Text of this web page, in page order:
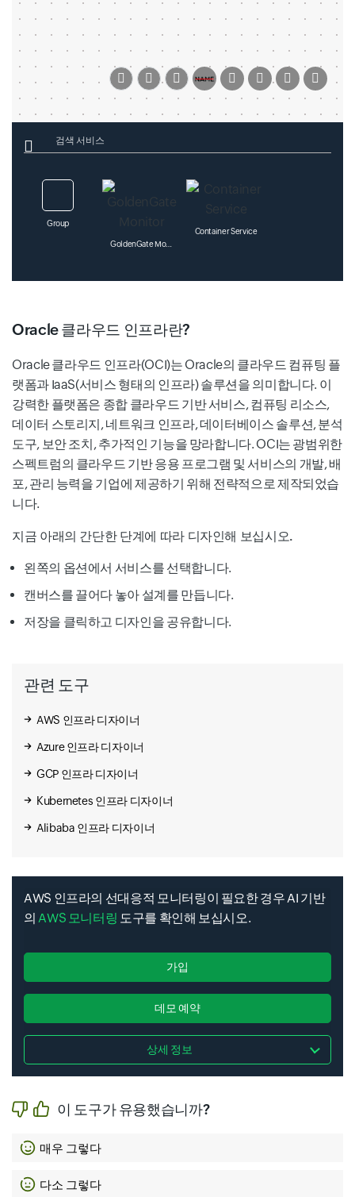
검색 서비스
Group
GoldenGate Monitor
Container Service
GoldenGate HP Nonstop Guardian
Content Management
Search
Network Switch
Media Flow
MySQL HeatWave Roving Edge Service Storage Gateway
GoldenGate Studio
Private Endpoint IP
Data Transfer Local Storage Data Science
Persistent Volume Internet Gateway
Oracle 클라우드 인프라란?
Oracle 클라우드 인프라(OCI)는 Oracle의 클라우드 컴퓨팅 플
랫폼과 IaaS(서비스 형태의 인프라) 솔루션을 의미합니다. 이
강력한 플랫폼은 종합 클라우드 기반 서비스, 컴퓨팅 리소스,
데이터 스토리지, 네트워크 인프라, 데이터베이스 솔루션, 분석
도구, 보안 조치, 추가적인 기능을 망라합니다. OCI는 광범위한
스펙트럼의 클라우드 기반 응용 프로그램 및 서비스의 개발, 배
포, 관리 능력을 기업에 제공하기 위해 전략적으로 제작되었습
니다.
지금 아래의 간단한 단계에 따라 디자인해 보십시오.
왼쪽의 옵션에서 서비스를 선택합니다.
캔버스를 끌어다 놓아 설계를 만듭니다.
저장을 클릭하고 디자인을 공유합니다.
관련 도구
AWS 인프라 디자이너
Azure 인프라 디자이너
GCP 인프라 디자이너
Kubernetes 인프라 디자이너
Alibaba 인프라 디자이너
AWS 인프라의 선대응적 모니터링이 필요한 경우 AI 기반
의AWS 모니터링 도구를 확인해 보십시오.
가입
데모 예약
상세 정보
이 도구가 유용했습니까?
매우 그렇다
다소 그렇다